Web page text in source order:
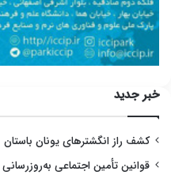
خبر جدید
کشف راز انگشترهای یونان باستان
قوانین تأمین اجتماعی